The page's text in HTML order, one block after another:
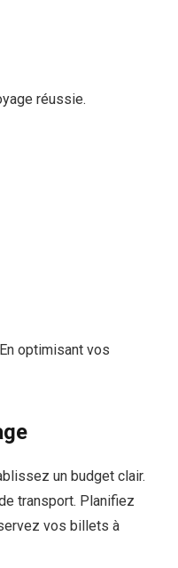
réussie.
optimisant vos
un budget clair.
transport. Planifiez
vos billets à